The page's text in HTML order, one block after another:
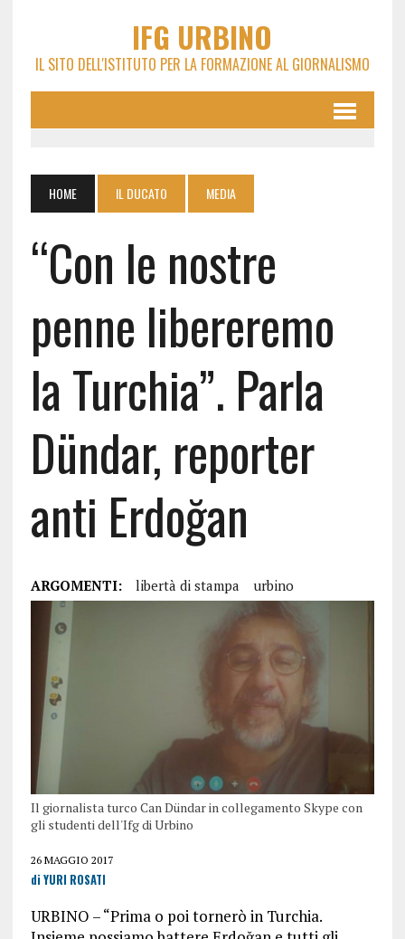
IFG URBINO
IL SITO DELL'ISTITUTO PER LA FORMAZIONE AL GIORNALISMO
HOME IL DUCATO MEDIA
“Con le nostre
penne libereremo
la Turchia”. Parla
Dündar, reporter
anti Erdoğan
ARGOMENTI: libertà di stampa urbino
Il giornalista turco Can Dündar in collegamento Skype con
gli studenti dell'Ifg di Urbino
26 MAGGIO 2017
di YURI ROSATI
URBINO – “Prima o poi tornerò in Turchia.